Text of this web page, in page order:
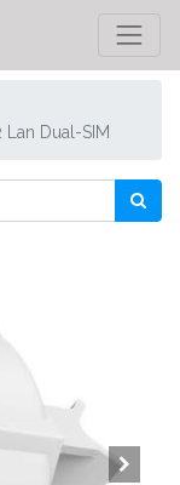
Dual-SIM